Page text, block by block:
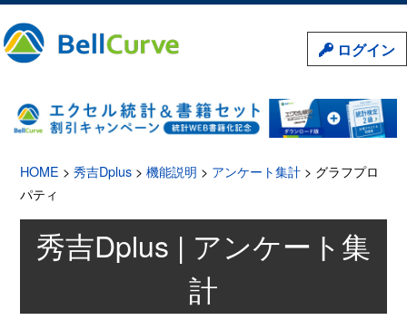
ログイン
HOME >秀吉Dplus >機能説明 > アンケート集計 > グラフプロ
パティ
秀吉Dplus | アンケート集
計